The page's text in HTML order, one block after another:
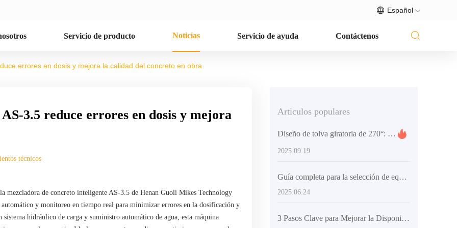
Español
Servicio de producto Noticias Servicio de ayuda Contáctenos
errores en dosis y mejora la calidad del concreto en obra
3.5 reduce errores en dosis y mejora
técnicos
mezcladora de concreto inteligente AS-3.5 de Henan Guoli Mikes Technology
y monitoreo en tiempo real para minimizar errores en la dosificación y
hidráulico de carga y suministro automático de agua, esta máquina
Articulos populares
Diseño de tolva giratoria de 270°: cómo aumenta la eficiencia en la colocación de concreto
2025.09.19
Guía completa para la selección de equipos de mezcla de hormigón
2025.06.24
3 Pasos Clave para Mejorar la Disponibilidad de los Camiones Mixer en Obra